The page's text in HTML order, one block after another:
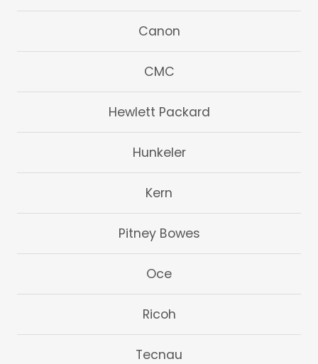
Canon
CMC
Hewlett Packard
Hunkeler
Kern
Pitney Bowes
Oce
Ricoh
Tecnau